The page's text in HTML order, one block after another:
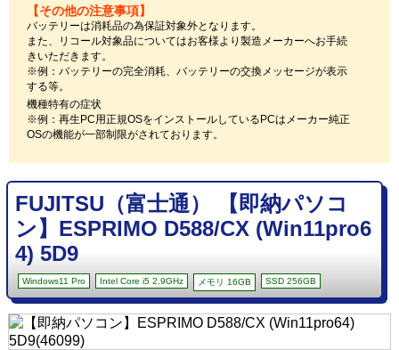
【その他の注意事項】
バッテリーは消耗品の為保証対象外となります。
また、リコール対象品についてはお客様より製造メーカーへお手続
きいただきます。
※例：バッテリーの完全消耗、バッテリーの交換メッセージが表示
する等。
機種特有の症状
※例：再生PC用正規OSをインストールしているPCはメーカー純正
OSの機能が一部制限がされております。
FUJITSU（富士通） 【即納パソコ
ン】ESPRIMO D588/CX (Win11pro6
4) 5D9
Windows11 Pro Intel Core i5 2.9GHz メモリ 16GB SSD 256GB